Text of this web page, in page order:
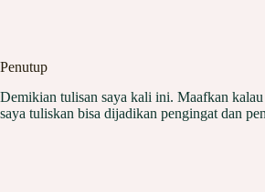
Penutup
Demikian tulisan saya kali ini. Maafkan
saya tuliskan bisa dijadikan pengingat dan